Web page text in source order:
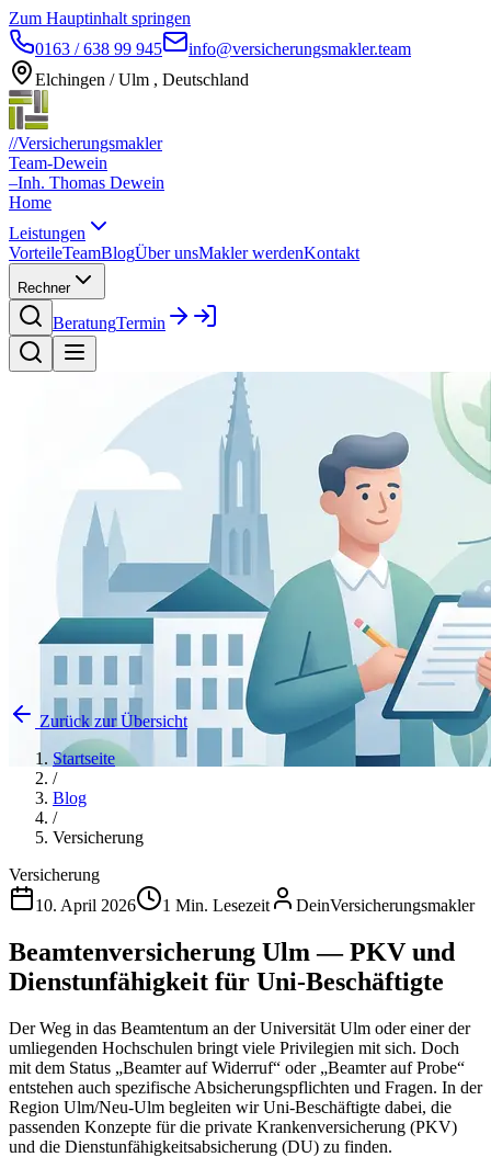
Zum Hauptinhalt springen
0163 / 638 99 945
info@versicherungsmakler.team
Elchingen / Ulm , Deutschland
//Versicherungsmakler
Team-Dewein
–Inh. Thomas Dewein
Home
Leistungen
VorteileTeamBlogÜber unsMakler werdenKontakt
Rechner
BeratungTermin
Zurück zur Übersicht
Startseite
/
Blog
/
Versicherung
Versicherung
10. April 2026
1 Min. Lesezeit DeinVersicherungsmakler
Beamtenversicherung Ulm — PKV und
Dienstunfähigkeit für Uni-Beschäftigte
Der Weg in das Beamtentum an der Universität Ulm oder einer der
umliegenden Hochschulen bringt viele Privilegien mit sich. Doch
mit dem Status „Beamter auf Widerruf“ oder „Beamter auf Probe“
entstehen auch spezifische Absicherungspflichten und Fragen. In der
Region Ulm/Neu-Ulm begleiten wir Uni-Beschäftigte dabei, die
passenden Konzepte für die private Krankenversicherung (PKV)
und die Dienstunfähigkeitsabsicherung (DU) zu finden.